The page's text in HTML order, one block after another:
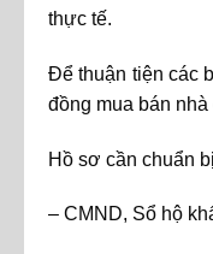
thực tế.
Để thuận tiện các
đồng mua bán
Hồ sơ cần chuẩn
– CMND, Sổ hộ